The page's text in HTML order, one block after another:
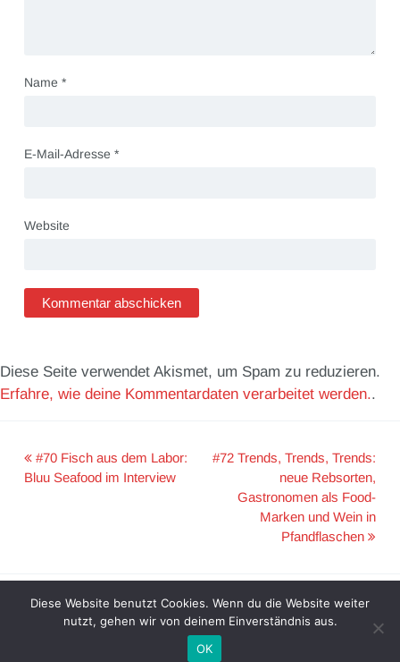
Name *
E-Mail-Adresse *
Website
Diese Seite verwendet Akismet, um Spam zu reduzieren.
Erfahre, wie deine Kommentardaten verarbeitet werden..
Post
#70 Fisch aus dem Labor:
Bluu Seafood im Interview
#72 Trends, Trends, Trends:
neue Rebsorten,
Gastronomen als Food-
Marken und Wein in
Pfandflaschen
Impressum & Datenschutz
© 2017 Audonic Theme by
Diese Website benutzt Cookies. Wenn du die Website weiter
nutzt, gehen wir von deinem Einverständnis aus.
OK